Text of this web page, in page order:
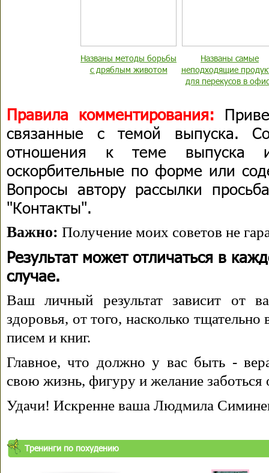
Названы методы борьбы
с дряблым животом
Названы самые
неподходящие
для перекусов в
Правила комментирования:
связанные с темой выпуска.
отношения к теме выпуска
оскорбительные по форме или
Вопросы автору рассылки
"Контакты".
Важно: Получение моих советов не
Результат может отличаться в
случае.
Ваш личный результат зависит от
здоровья, от того, насколько
писем и книг.
Главное, что должно у вас быть -
свою жизнь, фигуру и желание заботься
Удачи! Искренне ваша Людмила
Тренинги по похудению